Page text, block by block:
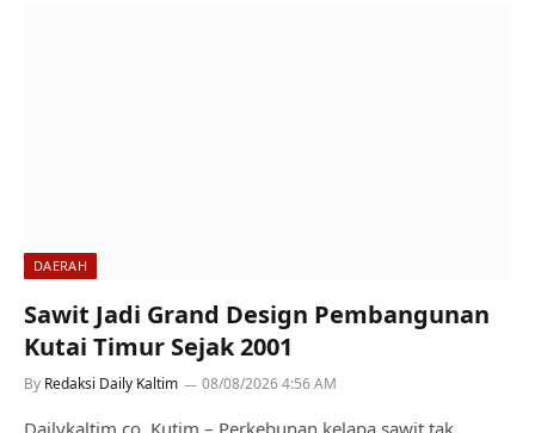
DAERAH
Sawit Jadi Grand Design Pembangunan
Kutai Timur Sejak 2001
By Redaksi Daily Kaltim 08/08/2026 4:56 AM
Dailykaltim.co, Kutim – Perkebunan kelapa sawit tak